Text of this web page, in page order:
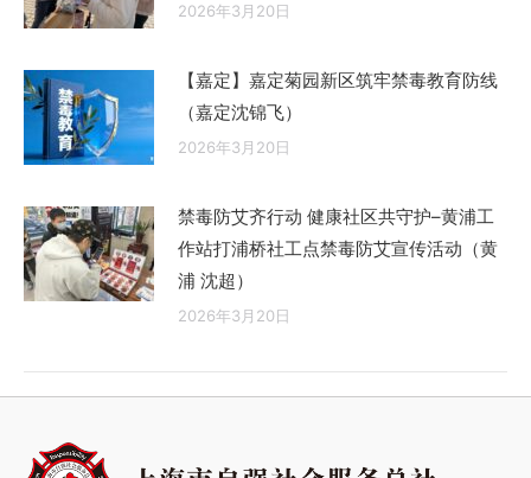
2026年3月20日
【嘉定】嘉定菊园新区筑牢禁毒教育防线
（嘉定沈锦飞）
2026年3月20日
禁毒防艾齐行动 健康社区共守护–黄浦工
作站打浦桥社工点禁毒防艾宣传活动（黄
浦 沈超）
2026年3月20日